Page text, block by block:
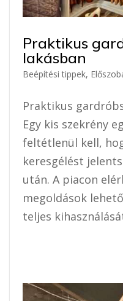
Praktikus
lakásban
Beépítési tippek,
Praktikus
Egy kis szekrény
feltétlenül kell,
keresgélést
után. A piacon
megoldások
teljes